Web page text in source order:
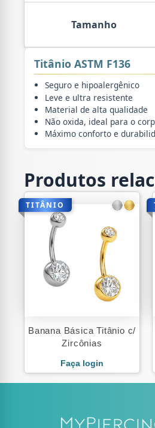
Tamanho
Titânio ASTM F136
Seguro e hipoalergênico
Leve e ultra resistente
Material de alta qualidade
Não oxida, ideal para o
Máximo conforto e
Produtos
TITÂNIO
Banana Básica Titânio c/
Zircônias
Faça login